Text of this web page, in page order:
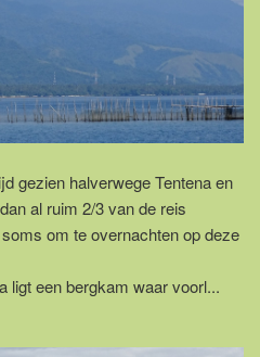
gezien halverwege Tentena en
al ruim 2/3 van de reis
om te overnachten op deze
ligt een bergkam waar voorl...